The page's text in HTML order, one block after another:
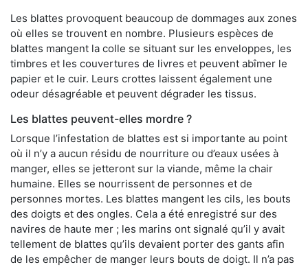
Les blattes provoquent beaucoup de dommages aux zones
où elles se trouvent en nombre. Plusieurs espèces de
blattes mangent la colle se situant sur les enveloppes, les
timbres et les couvertures de livres et peuvent abîmer le
papier et le cuir. Leurs crottes laissent également une
odeur désagréable et peuvent dégrader les tissus.
Les blattes peuvent-elles mordre ?
Lorsque l’infestation de blattes est si importante au point
où il n’y a aucun résidu de nourriture ou d’eaux usées à
manger, elles se jetteront sur la viande, même la chair
humaine. Elles se nourrissent de personnes et de
personnes mortes. Les blattes mangent les cils, les bouts
des doigts et des ongles. Cela a été enregistré sur des
navires de haute mer ; les marins ont signalé qu’il y avait
tellement de blattes qu’ils devaient porter des gants afin
de les empêcher de manger leurs bouts de doigt. Il n’a pas